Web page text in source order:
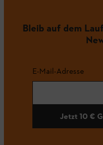
Bleib auf dem
E-Mail-Adresse
Jetzt 10 €